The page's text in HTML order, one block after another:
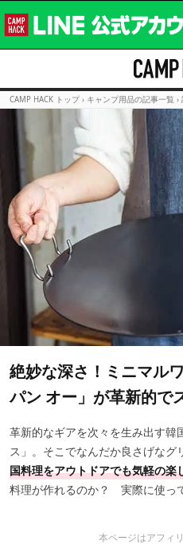
CAMP HACK トップ › キャンプ用品の記事一覧 ›
絶妙な深さ！ミニマル
パン オー」が革新的で
革新的なギアを次々を生み出す韓
ス」。そこでなんだか良さげな
国料理をアウトドアでも気軽の楽
料理が作れるのか？ 実際に使っ
本ページはアフィ